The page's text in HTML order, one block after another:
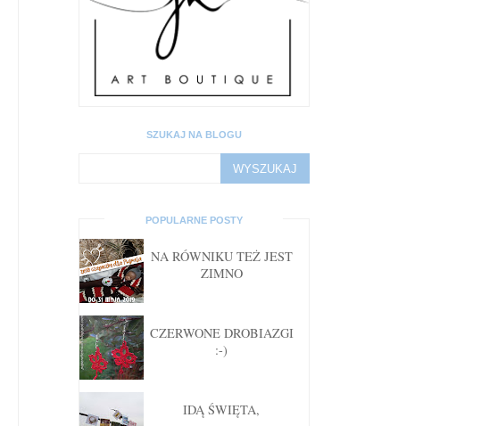
SZUKAJ NA BLOGU
POPULARNE POSTY
NA RÓWNIKU TEŻ JEST
ZIMNO
CZERWONE DROBIAZGI
:-)
IDĄ ŚWIĘTA,